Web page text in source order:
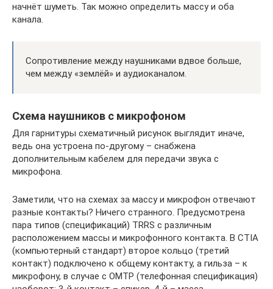
начнёт шуметь. Так можно определить массу и оба
канала.
Сопротивление между наушниками вдвое больше,
чем между «землёй» и аудиоканалом.
Схема наушников с микрофоном
Для гарнитуры схематичный рисунок выглядит иначе,
ведь она устроена по-другому – снабжена
дополнительным кабелем для передачи звука с
микрофона.
Заметили, что на схемах за массу и микрофон отвечают
разные контакты? Ничего странного. Предусмотрена
пара типов (спецификаций) TRRS с различным
расположением массы и микрофонного контакта. В CTIA
(компьютерный стандарт) второе кольцо (третий
контакт) подключено к общему контакту, а гильза – к
микрофону, в случае с OMTP (телефонная спецификация)